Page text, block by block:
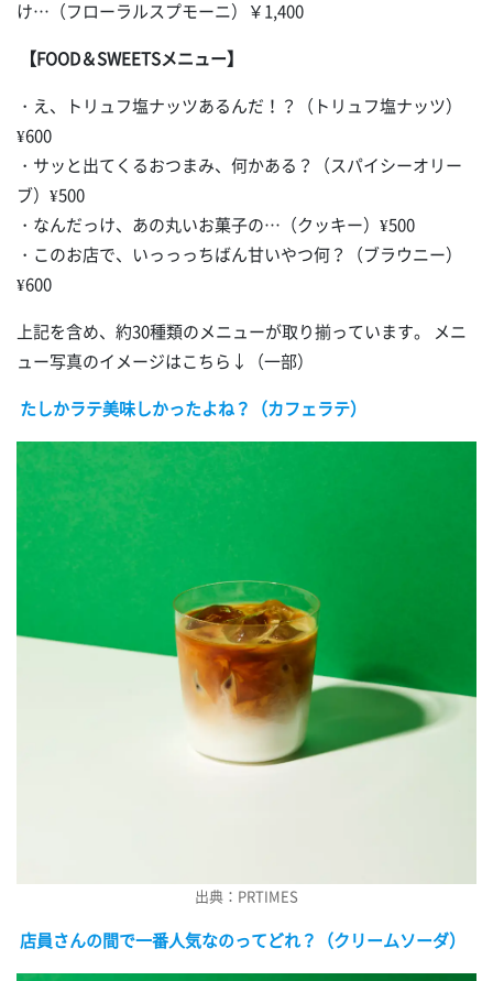
け…（フローラルスプモーニ）￥1,400
【FOOD＆SWEETSメニュー】
・え、トリュフ塩ナッツあるんだ！？（トリュフ塩ナッツ）
¥600
・サッと出てくるおつまみ、何かある？（スパイシーオリー
ブ）¥500
・なんだっけ、あの丸いお菓子の…（クッキー）¥500
・このお店で、いっっっちばん甘いやつ何？（ブラウニー）
¥600
上記を含め、約30種類のメニューが取り揃っています。 メニ
ュー写真のイメージはこちら↓（一部）
たしかラテ美味しかったよね？（カフェラテ）
出典：PRTIMES
店員さんの間で一番人気なのってどれ？（クリームソーダ）